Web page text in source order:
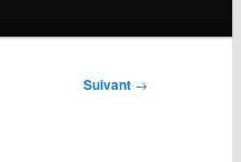
Suivant →